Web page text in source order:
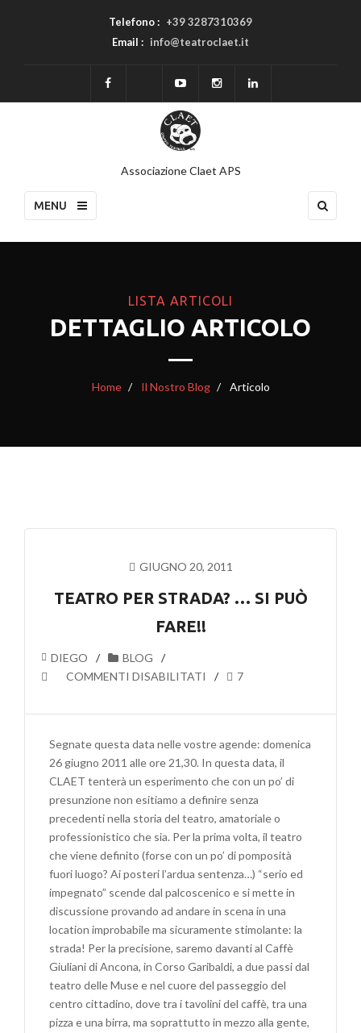
Telefono : +39 3287310369
Email : info@teatroclaet.it
Associazione Claet APS
MENU
LISTA ARTICOLI
DETTAGLIO ARTICOLO
Home Il Nostro Blog Articolo
GIUGNO 20, 2011
TEATRO PER STRADA? … SI PUÒ
FARE!!
DIEGO
BLOG
COMMENTI DISABILITATI
SU
PER
…
SI
PUÒ
FARE!!
7
Segnate questa data nelle vostre agende: domenica
26 giugno 2011 alle ore 21,30. In questa data, il
CLAET tenterà un esperimento che con un po’ di
presunzione non esitiamo a definire senza
precedenti nella storia del teatro, amatoriale o
professionistico che sia. Per la prima volta, il teatro
che viene definito (forse con un po’ di pomposità
fuori luogo? Ai posteri l’ardua sentenza…) “serio ed
impegnato” scende dal palcoscenico e si mette in
discussione provando ad andare in scena in una
location improbabile ma sicuramente stimolante: la
strada! Per la precisione, saremo davanti al Caffè
Giuliani di Ancona, in Corso Garibaldi, a due passi dal
teatro delle Muse e nel cuore del passeggio del
centro cittadino, dove tra i tavolini del caffè, tra una
pizza e una birra, ma soprattutto in mezzo alla gente,